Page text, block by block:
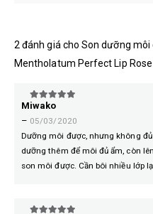
2 đánh giá choSon dưỡng môi
Mentholatum Perfect Lip
5trên 5
Miwako
– 05/03/2020
Dưỡng môi được, nhưng không
dưỡng thêm để môi đủ ẩm, còn
son môi được. Cần bôi nhiều lớp